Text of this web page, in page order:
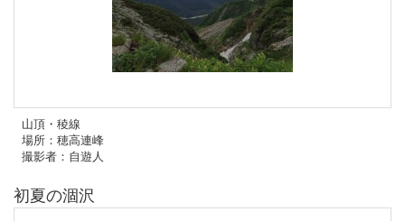
山頂・稜線
場所：穂高連峰
撮影者：自遊人
初夏の涸沢